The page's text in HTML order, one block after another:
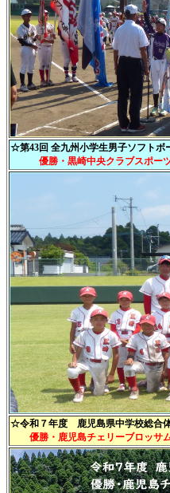
☆第43回 全九州小学生男子ソフト
優勝・黒崎中央クラブスポー
☆令和７年度 鹿児島県中学校総合
優勝・鹿児島チェリーブロッサ